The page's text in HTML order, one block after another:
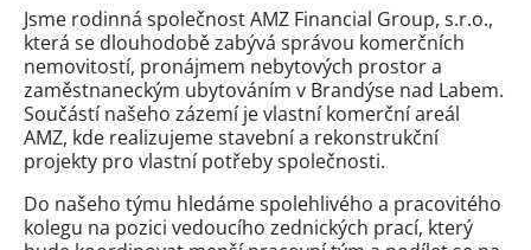
Jsme rodinná společnost AMZ Financial Group, s.r.o.,
která se dlouhodobě zabývá správou komerčních
nemovitostí, pronájmem nebytových prostor a
zaměstnaneckým ubytováním v Brandýse nad Labem.
Součástí našeho zázemí je vlastní komerční areál
AMZ, kde realizujeme stavební a rekonstrukční
projekty pro vlastní potřeby společnosti.
Do našeho týmu hledáme spolehlivého a pracovitého
kolegu na pozici vedoucího zednických prací, který